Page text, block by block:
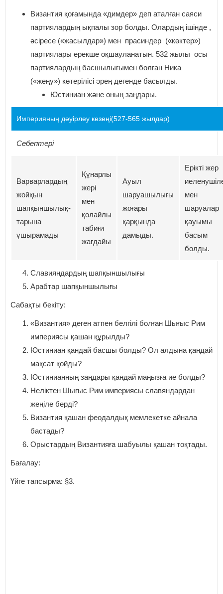
Византия қоғамында «димдер» деп аталған саяси
партиялардың ықпалы зор болды. Олардың ішінде ,
әсіресе («жасылдар») мен прасиндер («көктер»)
партиялары ерекше оқшауланатын. 532 жылы осы
партиялардың басшылығымен болған Ника
(«жеңу») көтерілісі әрең дегенде басылды.
Юстиниан және оның заңдары.
Империяның дәуірлеу кезеңі(527-565 жылдар)
Себептері
Варварлардың
жойқын
шапқыншылық-
тарына
ұшырамады
Құнарлы
жері
мен
қолайлы
табиғи
жағдайы
Ауыл
шаруашылығы
жоғары
қарқында
дамыды.
Ерікті жер
мен
шаруалар
қауымы
басым
болды.
Славияндардың шапқыншылығы
Арабтар шапқыншылығы
Сабақты бекіту:
«Византия» деген атпен белгілі болған Шығыс Рим
империясы қашан құрылды?
Юстиниан қандай басшы болды? Ол алдына қандай
мақсат қойды?
Юстинианның заңдары қандай маңызға ие болды?
Неліктен Шығыс Рим империясы славяндардан
жеңіле берді?
Византия қашан феодалдық мемлекетке айнала
бастады?
Орыстардың Византияға шабуылы қашан тоқтады.
Бағалау:
Үйге тапсырма: §3.